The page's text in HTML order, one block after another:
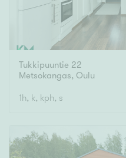
Tukkipuuntie 22
Metsokangas, Oulu
1h, k, kph, s